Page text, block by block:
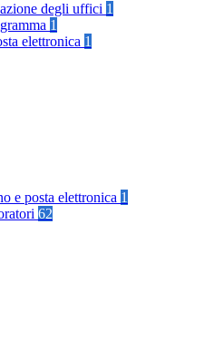
degli uffici 1
1
elettronica 1
e posta elettronica 1
62